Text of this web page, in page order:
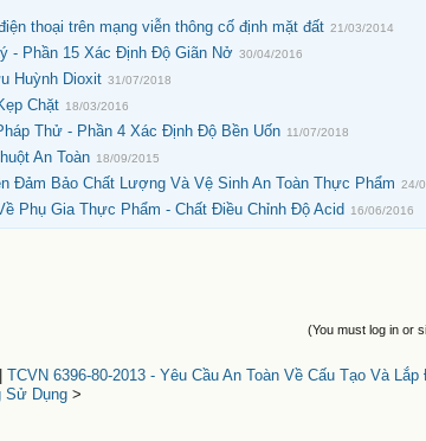
thoại trên mạng viễn thông cố định mặt đất 21/03/2014
- Phần 15 Xác Định Độ Giãn Nở 30/04/2016
Huỳnh Dioxit 31/07/2018
Chặt 18/03/2016
Thử - Phần 4 Xác Định Độ Bền Uốn 11/07/2018
An Toàn 18/09/2015
Đảm Bảo Chất Lượng Và Vệ Sinh An Toàn Thực Phẩm 24/
Phụ Gia Thực Phẩm - Chất Điều Chỉnh Độ Acid 16/06/2016
(You must log in or
TCVN 6396-80-2013 - Yêu Cầu An Toàn Về Cấu Tạo Và
Sử Dụng>